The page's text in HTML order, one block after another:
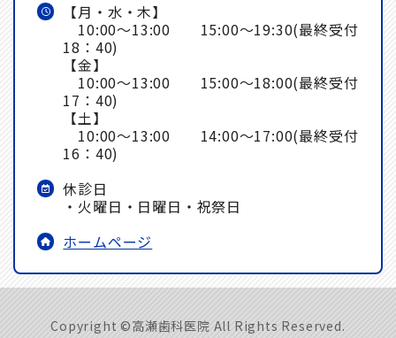
【月・水・木】
10:00～13:00 15:00～19:30(最終受付
18：40)
【金】
10:00～13:00 15:00～18:00(最終受付
17：40)
【土】
10:00～13:00 14:00～17:00(最終受付
16：40)
休診日
・火曜日・日曜日・祝祭日
ホームページ
Copyright ©高瀬歯科医院 All Rights Reserved.